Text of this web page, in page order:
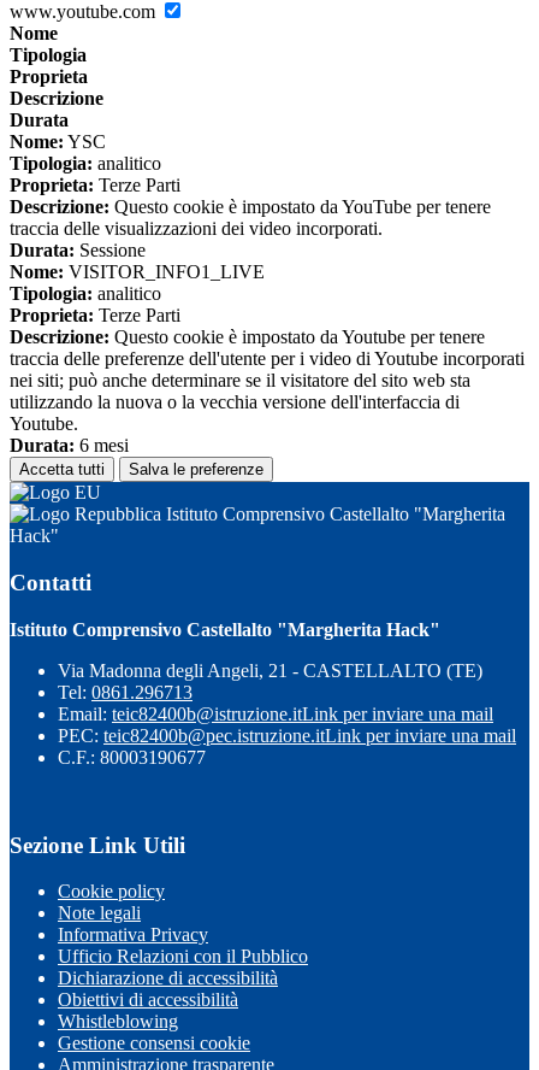
www.youtube.com
Nome
Tipologia
Proprieta
Descrizione
Durata
Nome: YSC
Tipologia: analitico
Proprieta: Terze Parti
Descrizione: Questo cookie è impostato da YouTube per tenere
traccia delle visualizzazioni dei video incorporati.
Durata: Sessione
Nome: VISITOR_INFO1_LIVE
Tipologia: analitico
Proprieta: Terze Parti
Descrizione: Questo cookie è impostato da Youtube per tenere
traccia delle preferenze dell'utente per i video di Youtube incorporati
nei siti; può anche determinare se il visitatore del sito web sta
utilizzando la nuova o la vecchia versione dell'interfaccia di
Youtube.
Durata: 6 mesi
Accetta tutti Salva le preferenze
Istituto Comprensivo Castellalto "Margherita
Hack"
Contatti
Istituto Comprensivo Castellalto "Margherita Hack"
Via Madonna degli Angeli, 21 - CASTELLALTO (TE)
Tel: 0861.296713
Email: teic82400b@istruzione.itLink per inviare una mail
PEC: teic82400b@pec.istruzione.itLink per inviare una mail
C.F.: 80003190677
Sezione Link Utili
Cookie policy
Note legali
Informativa Privacy
Ufficio Relazioni con il Pubblico
Dichiarazione di accessibilità
Obiettivi di accessibilità
Whistleblowing
Gestione consensi cookie
Amministrazione trasparente